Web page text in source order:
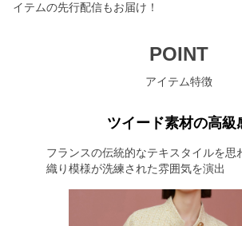
イテムの先行配信もお届け！
POINT
アイテム特徴
ツイード素材の高級
フランスの伝統的なテキスタイルを思
織り模様が洗練された雰囲気を演出